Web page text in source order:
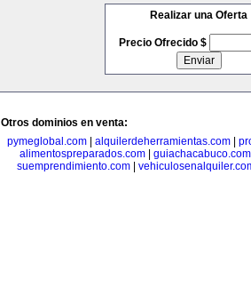
Realizar una Oferta
Precio Ofrecido $
Otros dominios en venta:
pymeglobal.com| alquilerdeherramientas.com|
alimentospreparados.com| guiachacabuco.com
suemprendimiento.com|